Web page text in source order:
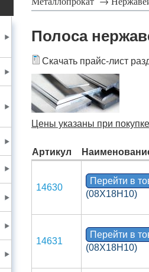
Полоса
Скачать прайс-лист
Цены указаны при
Артикул
14630
Перейти в
(08Х18Н10)
14631
Перейти в
(08Х18Н10)